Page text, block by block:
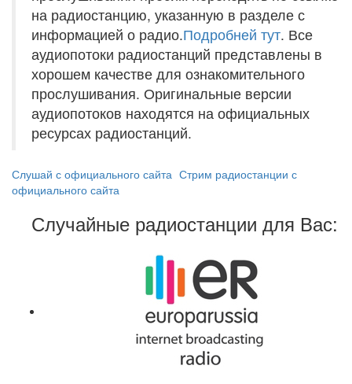
на радиостанцию, указанную в разделе с
информацией о радио.Подробней тут. Все
аудиопотоки радиостанций представлены в
хорошем качестве для ознакомительного
прослушивания. Оригинальные версии
аудиопотоков находятся на официальных
ресурсах радиостанций.
Слушай с официального сайта Стрим радиостанции с
официального сайта
Случайные радиостанции для Вас: